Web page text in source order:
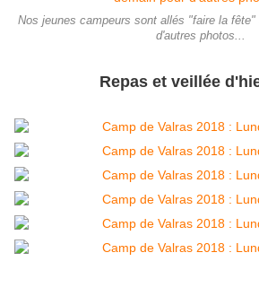
Nos jeunes campeurs sont allés "faire la
d'autres photos...
Repas et veillée